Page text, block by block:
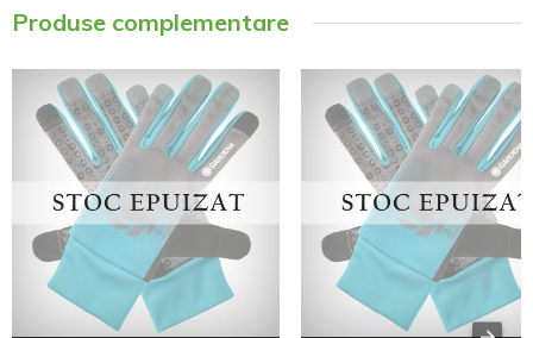
Produse complementare